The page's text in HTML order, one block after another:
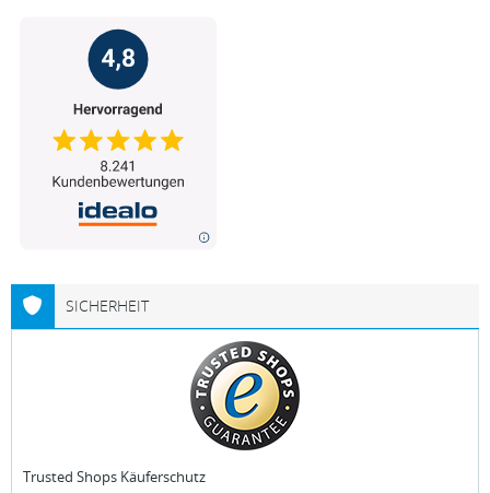
SICHERHEIT
Trusted Shops Käuferschutz